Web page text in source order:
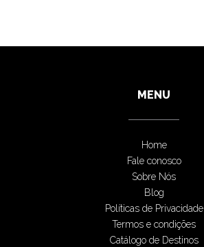
MENU
Home
Fale conosco
Sobre Nós
Blog
Políticas de Privacidade
Termos e condições
Catálogo de Destinos